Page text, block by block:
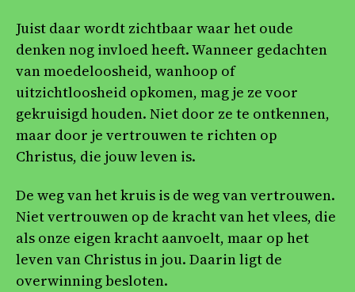
Juist daar wordt zichtbaar waar het oude
denken nog invloed heeft. Wanneer gedachten
van moedeloosheid, wanhoop of
uitzichtloosheid opkomen, mag je ze voor
gekruisigd houden. Niet door ze te ontkennen,
maar door je vertrouwen te richten op
Christus, die jouw leven is.
De weg van het kruis is de weg van vertrouwen.
Niet vertrouwen op de kracht van het vlees, die
als onze eigen kracht aanvoelt, maar op het
leven van Christus in jou. Daarin ligt de
overwinning besloten.